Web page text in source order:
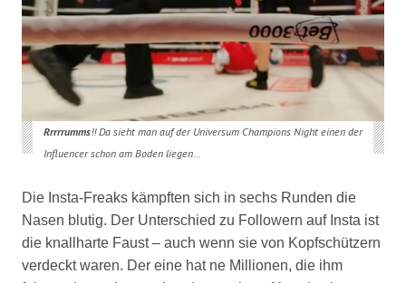
Rrrrrumms!! Da sieht man auf der Universum Champions Night einen der
Influencer schon am Boden liegen…
Die Insta-Freaks kämpften sich in sechs Runden die
Nasen blutig. Der Unterschied zu Followern auf Insta ist
die knallharte Faust – auch wenn sie von Kopfschützern
verdeckt waren. Der eine hat ne Millionen, die ihm